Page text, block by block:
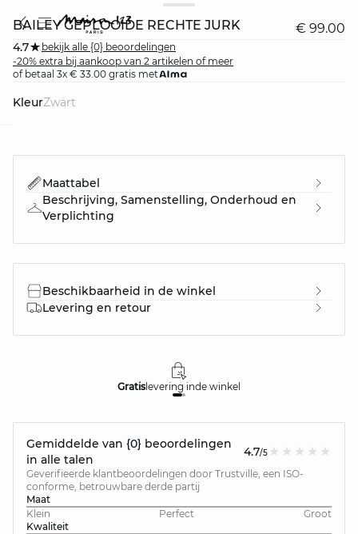
BAILEY GEPLOOIDE RECHTE JURK € 99.00
4.7
bekijk alle {0} beoordelingen
-20% extra bij aankoop van 2 artikelen of meer
of betaal 3x € 33.00 gratis met
Kleur zwart
Maattabel
Beschrijving, Samenstelling, Onderhoud en
Verplichting
Beschikbaarheid in de winkel
Levering en retour
Gratislevering inde winkel
Gemiddelde van {0} beoordelingen
in alle talen
4.7/5
Geverifieerde klantbeoordelingen door Trustville, een ISO-
conforme, betrouwbare derde partij
Maat
Klein
Perfect
Groot
Kwaliteit